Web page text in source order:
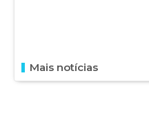
Mais notícias